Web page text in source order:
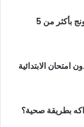
بيع ناطحة سحاب في هونج كونج بأكثر من 5
امتحان الابتدائية
بطريقة صحية؟